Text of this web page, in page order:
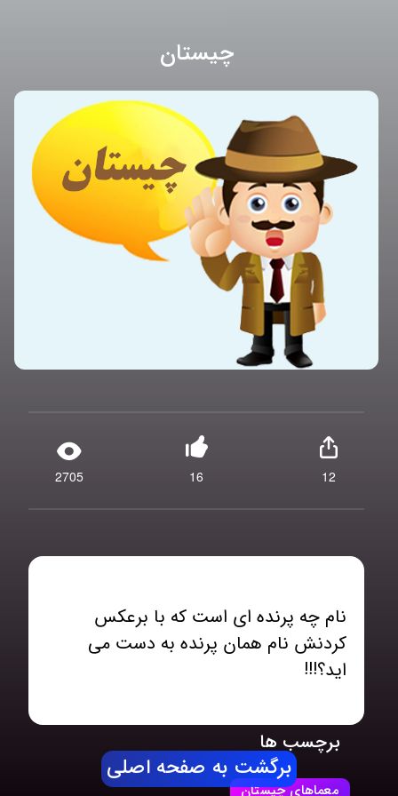
چیستان
2705 16 12
نام چه پرنده ای است که با برعکس
کردنش نام همان پرنده به دست می
اید؟!!!
برچسب ها
معماهای چیستان
برگشت به صفحه اصلی